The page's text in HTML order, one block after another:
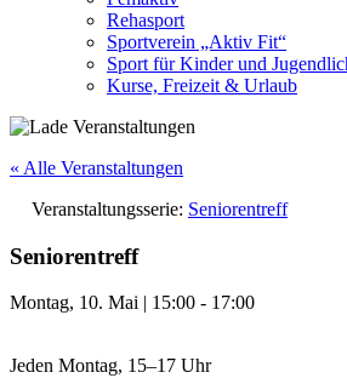
Rehasport
Sportverein „Aktiv Fit“
Sport für Kinder und
Kurse, Freizeit & Urlaub
« Alle Veranstaltungen
Veranstaltungsserie: Seniorentreff
Seniorentreff
Montag, 10. Mai | 15:00 - 17:00
Jeden Montag, 15–17 Uhr